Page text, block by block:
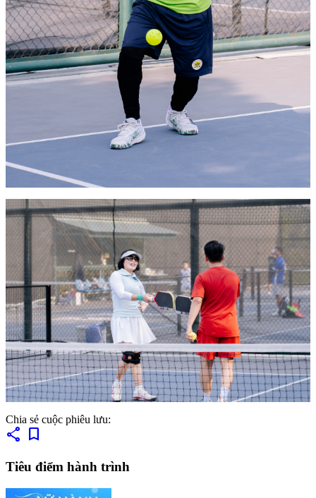
Chia sẻ cuộc phiêu lưu:
share bookmark
Tiêu điểm hành trình